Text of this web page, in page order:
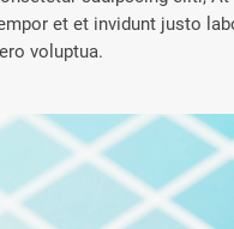
et et invidunt justo
voluptua.